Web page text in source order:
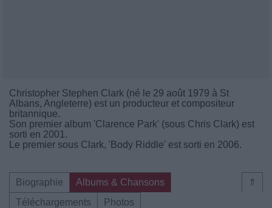
Christopher Stephen Clark (né le 29 août 1979 à St
Albans, Angleterre) est un producteur et compositeur
britannique.
Son premier album 'Clarence Park' (sous Chris Clark) est
sorti en 2001.
Le premier sous Clark, 'Body Riddle' est sorti en 2006.
⇑
Biographie
Albums & Chansons
Téléchargements
Photos